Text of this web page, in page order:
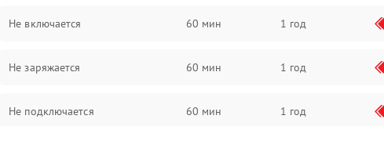
Не включается 60 мин 1 год
Не заряжается 60 мин 1 год
Не подключается 60 мин 1 год